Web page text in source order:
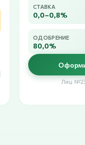
СТАВКА
0,0–0,8%
ОДОБРЕНИЕ
80,0%
Лиц.